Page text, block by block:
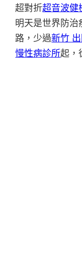
超對折超音波健
明天是世界防治
路，少過新竹
慢性病診所起，